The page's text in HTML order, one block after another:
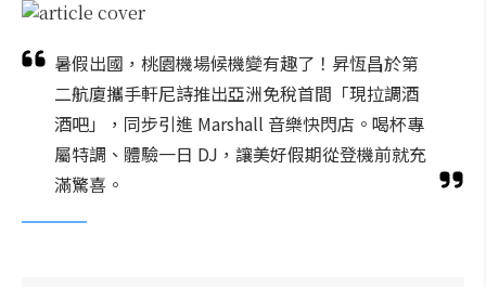
暑假出國，桃園機場候機變有趣了！昇恆昌於第
二航廈攜手軒尼詩推出亞洲免稅首間「現拉調酒
酒吧」，同步引進 Marshall 音樂快閃店。喝杯專
屬特調、體驗一日 DJ，讓美好假期從登機前就充
滿驚喜。